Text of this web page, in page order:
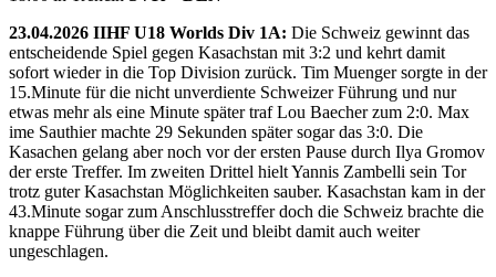
23.04.2026 IIHF U18 Worlds Div 1A: Die Schweiz gewinnt das
entscheidende Spiel gegen Kasachstan mit 3:2 und kehrt damit
sofort wieder in die Top Division zurück. Tim Muenger sorgte in der
15.Minute für die nicht unverdiente Schweizer Führung und nur
etwas mehr als eine Minute später traf Lou Baecher zum 2:0. Max
ime Sauthier machte 29 Sekunden später sogar das 3:0. Die
Kasachen gelang aber noch vor der ersten Pause durch Ilya Gromov
der erste Treffer. Im zweiten Drittel hielt Yannis Zambelli sein Tor
trotz guter Kasachstan Möglichkeiten sauber. Kasachstan kam in der
43.Minute sogar zum Anschlusstreffer doch die Schweiz brachte die
knappe Führung über die Zeit und bleibt damit auch weiter
ungeschlagen.